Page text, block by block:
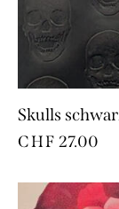
Skulls
CHF 27.00